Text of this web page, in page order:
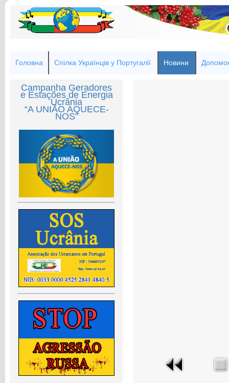
Головна Спілка Українців у Португалії Новини
Campanha Geradores
e Estações de Energia
Ucrânia
“A UNIÃO AQUECE-
NOS”